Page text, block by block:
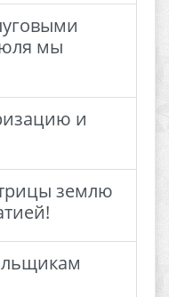
мы
и
землю